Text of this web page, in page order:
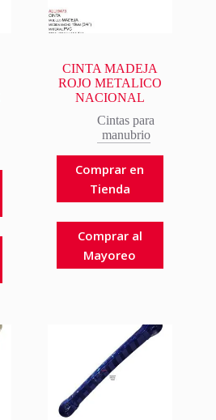
CINTA MADEJA
ROJO METALICO
NACIONAL
Cintas para
manubrio
Comprar en
Tienda
Comprar al
Mayoreo